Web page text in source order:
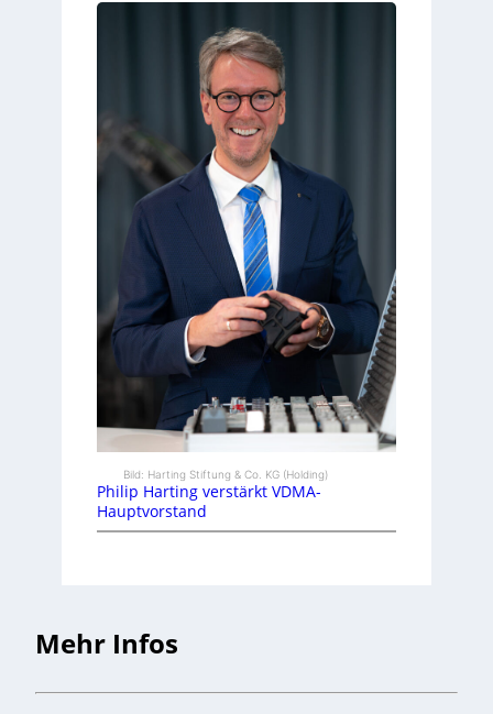
Bild: Harting Stiftung & Co. KG (Holding)
Philip Harting verstärkt VDMA-
Hauptvorstand
Mehr Infos